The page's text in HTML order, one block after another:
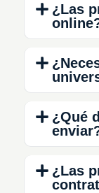
¿Las
¿Qué
¿Las